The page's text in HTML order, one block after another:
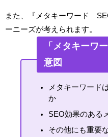
また、『メタキーワード
ーニーズが考えられます。
「メタキーワ
意図
メタキーワード
か
SEO効果のある
その他にも重要